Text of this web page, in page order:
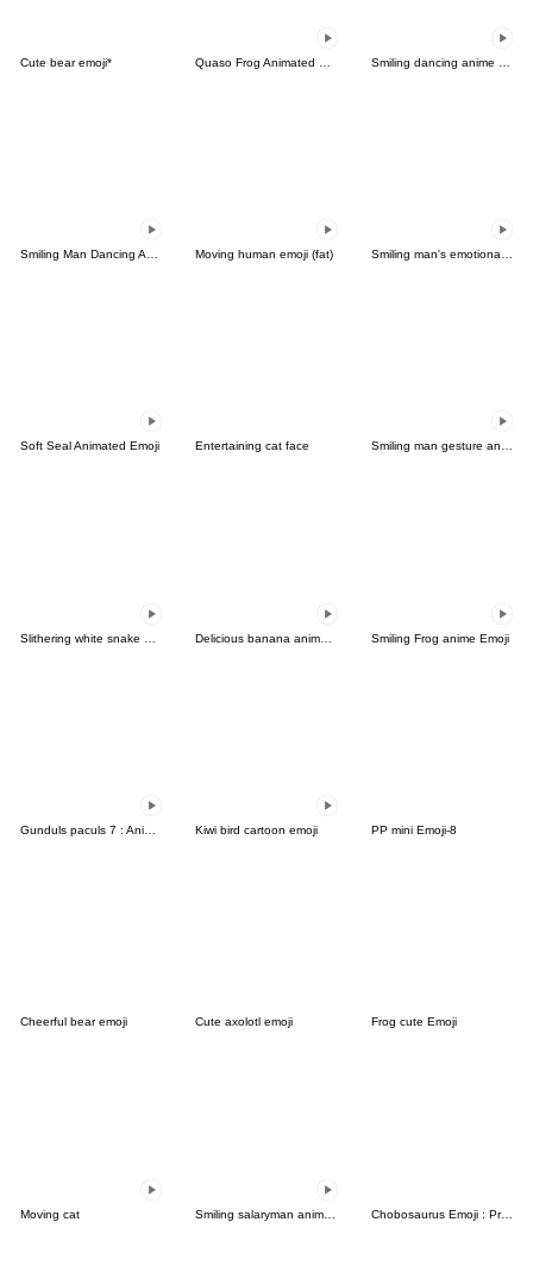
Cute bear emoji*
Moving human emoji (fat)
Soft Seal Animated Emoji Entertaining cat face Smiling man gesture animated emoji
Smiling Frog anime Emoji
Kiwi bird cartoon emoji PP mini Emoji-8
Cheerful bear emoji Cute axolotl emoji Frog cute Emoji
Moving cat Chobosaurus Emoji : Profession